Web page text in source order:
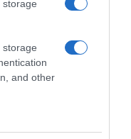
storage
storage
and other